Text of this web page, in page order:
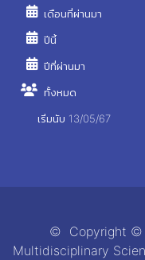
เดือนที่ผ่านมา
ปีนี้
ปีที่ผ่านมา
ทั้งหมด
เริ่มนับ 13/05/67
© Copyright ©
Multidisciplinary